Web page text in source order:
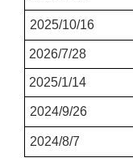
2025/10/16
2026/7/28
2025/1/14
2024/9/26
2024/8/7